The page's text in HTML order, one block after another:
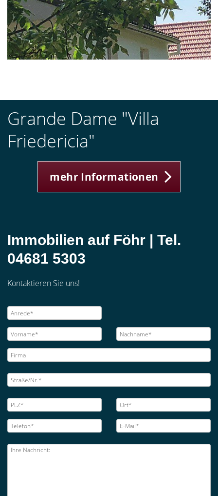
Grande Dame "Villa
Friedericia"
mehr Informationen
Immobilien auf Föhr | Tel.
04681 5303
Kontaktieren Sie uns!